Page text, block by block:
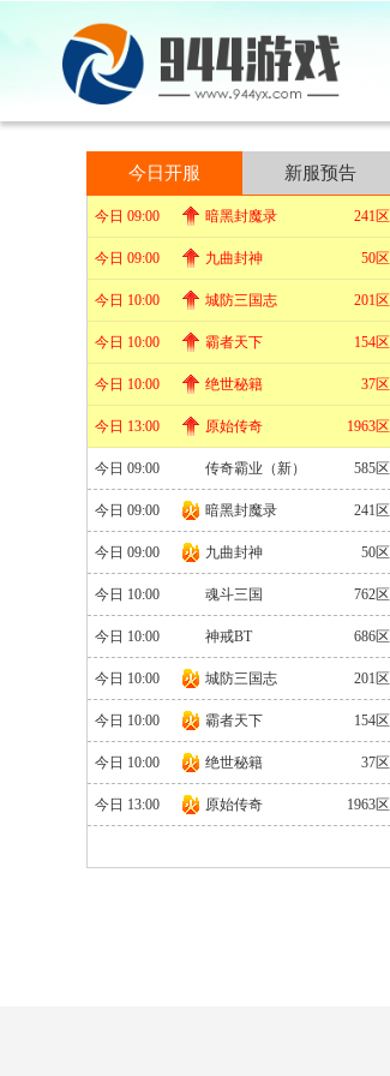
今日开服 新服预告
今日 09:00 暗黑封魔录 241区
今日 09:00 九曲封神 50区
今日 10:00 城防三国志 201区
今日 10:00 霸者天下 154区
今日 10:00 绝世秘籍 37区
今日 13:00 原始传奇 1963区
今日 09:00 传奇霸业（新） 585区
今日 09:00 暗黑封魔录 241区
今日 09:00 九曲封神 50区
今日 10:00 魂斗三国 762区
今日 10:00 神戒BT 686区
今日 10:00 城防三国志 201区
今日 10:00 霸者天下 154区
今日 10:00 绝世秘籍 37区
今日 13:00 原始传奇 1963区